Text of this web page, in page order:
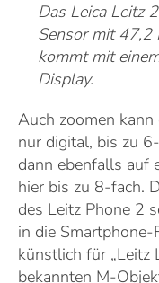
Das Leica Leitz
Sensor mit 47,2
kommt mit
Display.
Auch zoomen
nur digital, bis zu
dann ebenfalls auf
hier bis zu 8-fach.
des Leitz Phone 2
in die
künstlich für „Leitz
bekannten M-